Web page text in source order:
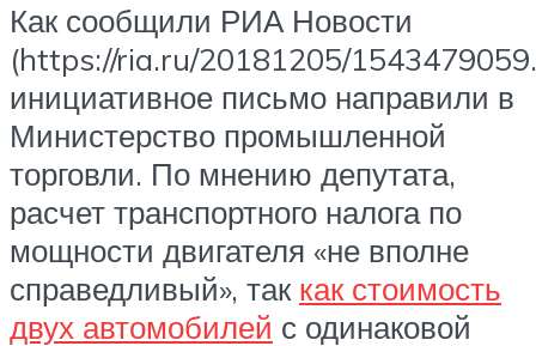
Как сообщили РИА Новости
(https://ria.ru/20181205/
инициативное письмо направили в
Министерство промышленной
торговли. По мнению депутата,
расчет транспортного налога по
мощности двигателя «не вполне
справедливый», так как стоимость
двух автомобилей с одинаковой